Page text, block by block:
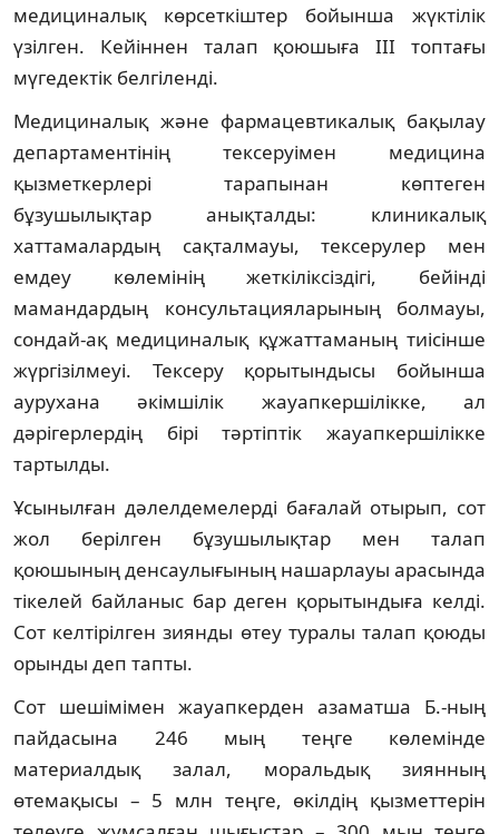
медициналық көрсеткіштер бойынша жүктілік
үзілген. Кейіннен талап қоюшыға III топтағы
мүгедектік белгіленді.
Медициналық және фармацевтикалық бақылау
департаментінің тексеруімен медицина
қызметкерлері тарапынан көптеген
бұзушылықтар анықталды: клиникалық
хаттамалардың сақталмауы, тексерулер мен
емдеу көлемінің жеткіліксіздігі, бейінді
мамандардың консультацияларының болмауы,
сондай-ақ медициналық құжаттаманың тиісінше
жүргізілмеуі. Тексеру қорытындысы бойынша
аурухана әкімшілік жауапкершілікке, ал
дәрігерлердің бірі тәртіптік жауапкершілікке
тартылды.
Ұсынылған дәлелдемелерді бағалай отырып, сот
жол берілген бұзушылықтар мен талап
қоюшының денсаулығының нашарлауы арасында
тікелей байланыс бар деген қорытындыға келді.
Сот келтірілген зиянды өтеу туралы талап қоюды
орынды деп тапты.
Сот шешімімен жауапкерден азаматша Б.-ның
пайдасына 246 мың теңге көлемінде
материалдық залал, моральдық зиянның
өтемақысы – 5 млн теңге, өкілдің қызметтерін